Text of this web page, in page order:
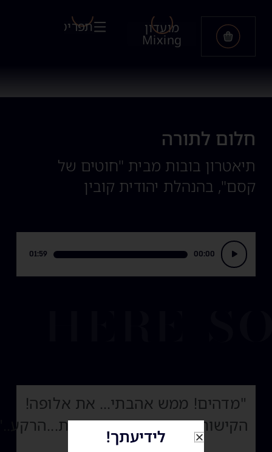
מועדון
Mixing
תפריט
חלום לתורה
תיאטרון בובות מבית "חוטים של
קסם", בהנהלת יהודית קובין
נגן
אודיו
00:00
01:59
"מדהים! ממש אהבתי... את אלופה!
לידיעתך!